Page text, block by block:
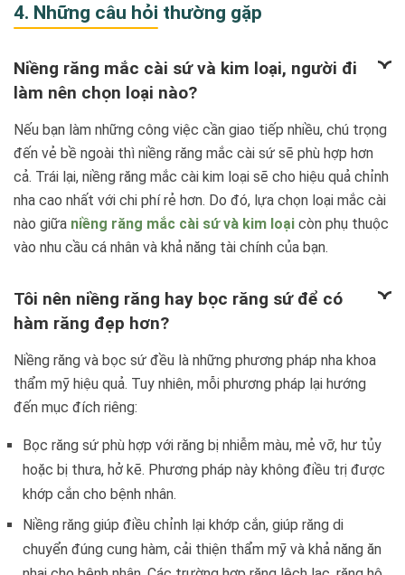
4. Những câu hỏi thường gặp
Niềng răng mắc cài sứ và kim loại, người đi
làm nên chọn loại nào?
Nếu bạn làm những công việc cần giao tiếp nhiều, chú trọng
đến vẻ bề ngoài thì niềng răng mắc cài sứ sẽ phù hợp hơn
cả. Trái lại, niềng răng mắc cài kim loại sẽ cho hiệu quả chỉnh
nha cao nhất với chi phí rẻ hơn. Do đó, lựa chọn loại mắc cài
nào giữa niềng răng mắc cài sứ và kim loại còn phụ thuộc
vào nhu cầu cá nhân và khả năng tài chính của bạn.
Tôi nên niềng răng hay bọc răng sứ để có
hàm răng đẹp hơn?
Niềng răng và bọc sứ đều là những phương pháp nha khoa
thẩm mỹ hiệu quả. Tuy nhiên, mỗi phương pháp lại hướng
đến mục đích riêng:
Bọc răng sứ phù hợp với răng bị nhiễm màu, mẻ vỡ, hư tủy
hoặc bị thưa, hở kẽ. Phương pháp này không điều trị được
khớp cắn cho bệnh nhân.
Niềng răng giúp điều chỉnh lại khớp cắn, giúp răng di
chuyển đúng cung hàm, cải thiện thẩm mỹ và khả năng ăn